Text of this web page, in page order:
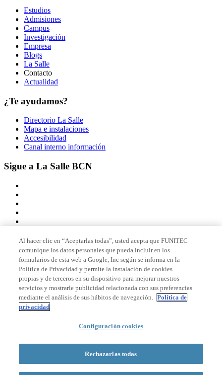
Estudios
Admisiones
Campus
Investigación
Empresa
Blogs
La Salle
Contacto
Actualidad
¿Te ayudamos?
Directorio La Salle
Mapa e instalaciones
Accesibilidad
Canal interno información
Sigue a La Salle BCN
Miembro de
Acreditaciones
© 2026 La Salle Campus Barcelona - URL |
Formulario de búsqueda
Al hacer clic en “Aceptarlas todas”, usted acepta que FUNITEC
comunique los datos personales que pueda incluir en los
formularios de esta web a Google, Inc según se informa en la
Política de Privacidad y permite la instalación de cookies
propias y de terceros en su dispositivo para mejorar nuestros
servicios y mostrarle publicidad relacionada con sus preferencias
mediante el análisis de sus hábitos de navegación. Política de
privacidad
Configuración cookies
Rechazarlas todas